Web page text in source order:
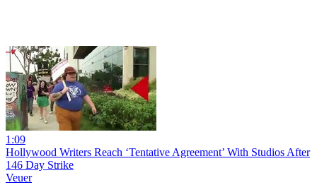
1:09
Hollywood Writers Reach ‘Tentative Agreement’ With Studios After
146 Day Strike
Veuer